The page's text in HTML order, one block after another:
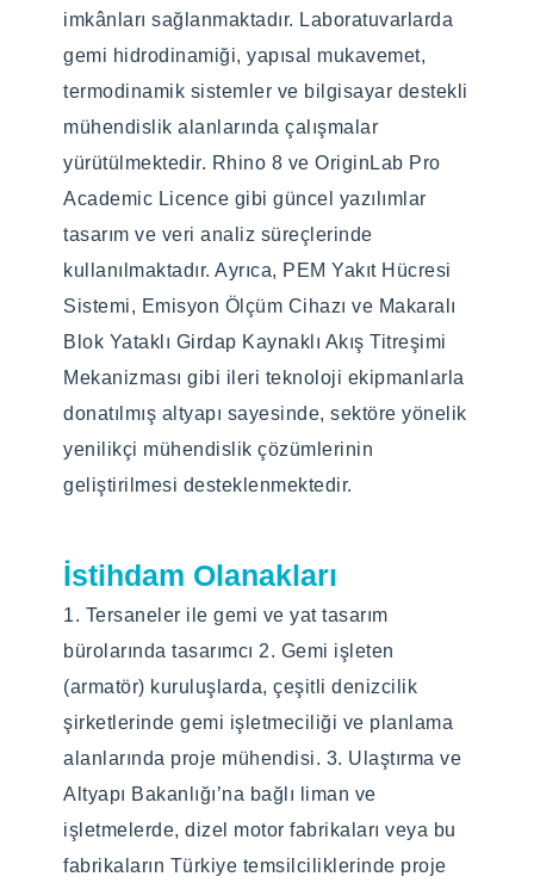
imkânları sağlanmaktadır. Laboratuvarlarda
gemi hidrodinamiği, yapısal mukavemet,
termodinamik sistemler ve bilgisayar destekli
mühendislik alanlarında çalışmalar
yürütülmektedir. Rhino 8 ve OriginLab Pro
Academic Licence gibi güncel yazılımlar
tasarım ve veri analiz süreçlerinde
kullanılmaktadır. Ayrıca, PEM Yakıt Hücresi
Sistemi, Emisyon Ölçüm Cihazı ve Makaralı
Blok Yataklı Girdap Kaynaklı Akış Titreşimi
Mekanizması gibi ileri teknoloji ekipmanlarla
donatılmış altyapı sayesinde, sektöre yönelik
yenilikçi mühendislik çözümlerinin
geliştirilmesi desteklenmektedir.
İstihdam Olanakları
1. Tersaneler ile gemi ve yat tasarım
bürolarında tasarımcı 2. Gemi işleten
(armatör) kuruluşlarda, çeşitli denizcilik
şirketlerinde gemi işletmeciliği ve planlama
alanlarında proje mühendisi. 3. Ulaştırma ve
Altyapı Bakanlığı’na bağlı liman ve
işletmelerde, dizel motor fabrikaları veya bu
fabrikaların Türkiye temsilciliklerinde proje
Mühendisliği, Makine Mühendisliği
(Varsa) Alan Dışı Kabul
Edilen Programlar
Deniz Ulaştırma Mühendisliği, Bilgisayar
Mühendisliği, Elektrik Elektronik
Mühendisliği, Endüstri Mühendisliği
(Bilimsel hazırlık programı uygulanmaktadır.)
Program Yeterlik Komitesi
Prof. Dr. Erinç DOBRUCALI
Prof. Dr. Gökçe Çiçek CEYHUN
Doç. Dr. İbrahim ÖZSARI
Doç. Dr. Yunus Onur YILDIZ
Dr. Öğr. Üyesi Naz YILMAZ
Kabul Edilen Programlar
Gemi İnşaatı ve Gemi Makineleri
Mühendisliği, Gemi Makineleri İşletme
Mühendisliği, Gemi ve Deniz Teknolojileri
Mühendisliği
(Varsa) Alan Dışı Kabul
Edilen Programlar